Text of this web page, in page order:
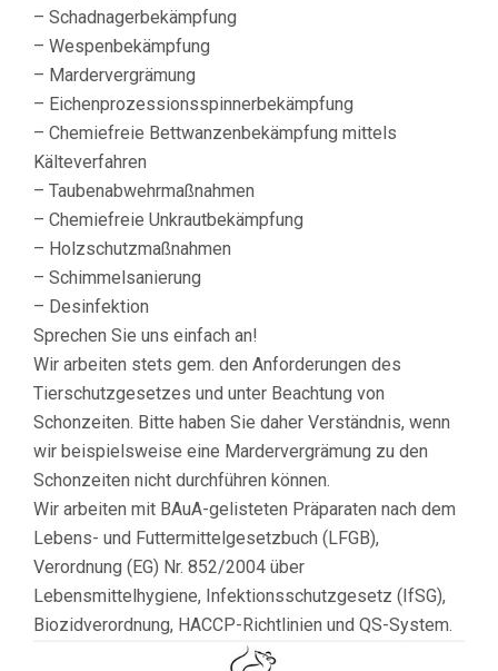
– Schadnagerbekämpfung
– Wespenbekämpfung
– Mardervergrämung
– Eichenprozessionsspinnerbekämpfung
– Chemiefreie Bettwanzenbekämpfung mittels
Kälteverfahren
– Taubenabwehrmaßnahmen
– Chemiefreie Unkrautbekämpfung
– Holzschutzmaßnahmen
– Schimmelsanierung
– Desinfektion
Sprechen Sie uns einfach an!
Wir arbeiten stets gem. den Anforderungen des
Tierschutzgesetzes und unter Beachtung von
Schonzeiten. Bitte haben Sie daher Verständnis, wenn
wir beispielsweise eine Mardervergrämung zu den
Schonzeiten nicht durchführen können.
Wir arbeiten mit BAuA-gelisteten Präparaten nach dem
Lebens- und Futtermittelgesetzbuch (LFGB),
Verordnung (EG) Nr. 852/2004 über
Lebensmittelhygiene, Infektionsschutzgesetz (IfSG),
Biozidverordnung, HACCP-Richtlinien und QS-System.